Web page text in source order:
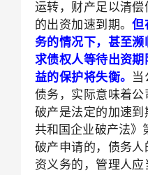
运转，财产足以清
的出资加速到期。但
务的情况下，甚至
求债权人等待出资期
益的保护将失衡。 当
债务，实际意味着
破产是法定的加速
共和国企业破产法》
破产申请的，债务
资义务的，管理人